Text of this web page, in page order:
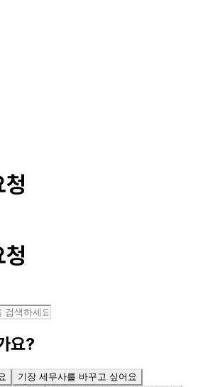
요?
기장 세무사를 바꾸고 싶어요